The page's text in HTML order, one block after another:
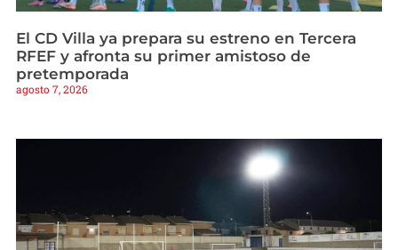
El CD Villa ya prepara su estreno en Tercera
RFEF y afronta su primer amistoso de
pretemporada
agosto 7, 2026